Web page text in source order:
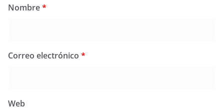
Nombre*
Correo electrónico *
Web